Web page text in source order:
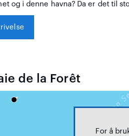
og i denne havna? Da er det til
de la Forêt
For å